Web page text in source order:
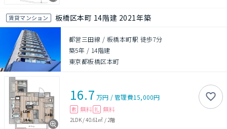
賃貸マンション 板橋区本町 14階建 2021年築
都営三田線 / 板橋本町駅 徒歩7分
築5年 / 14階建
東京都板橋区本町
16.7 万円 /管理費15,000円
敷 無料 礼 無料
2LDK/40.61㎡ / 2階